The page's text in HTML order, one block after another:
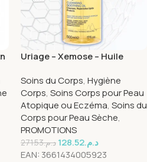
Uriage – Xemose – Huile
Soins du Corps, Hygiène
Corps, Soins Corps pour Peau
Atopique ou Eczéma, Soins du
Corps pour Peau Sèche,
PROMOTIONS
د.م.271.53 د.م.128.52
EAN: 3661434005923